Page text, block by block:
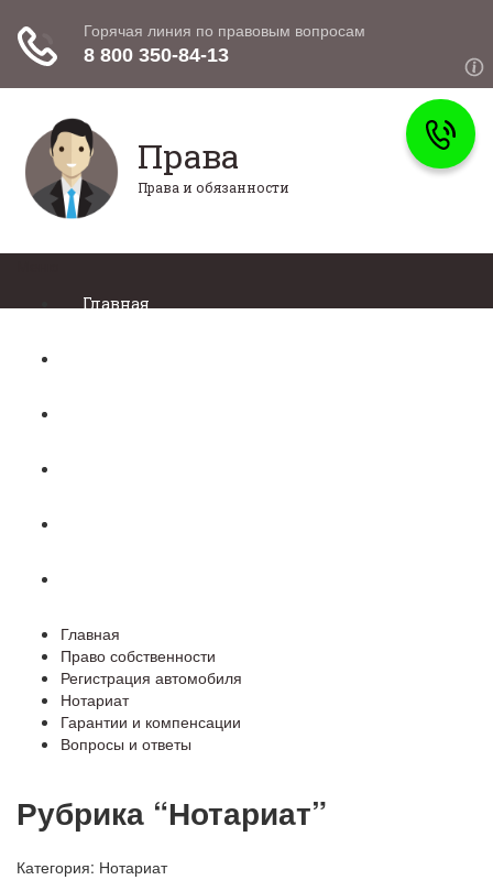
Права
Права и обязанности
Главная
Главная
Право собственности
Регистрация автомобиля
Нотариат
Гарантии и компенсации
Вопросы и ответы
Рубрика “Нотариат”
Категория: Нотариат